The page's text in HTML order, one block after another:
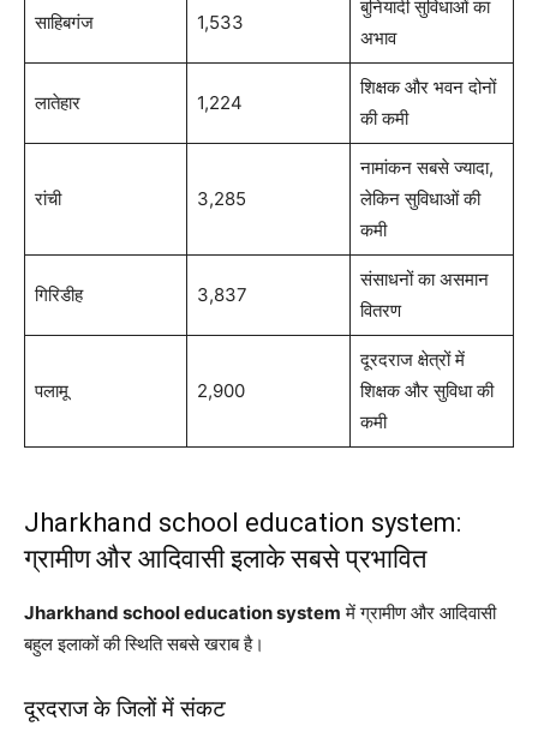
साहिबगंज 1,533
बुनियादी सुविधाओं का
अभाव
लातेहार 1,224
शिक्षक और भवन दोनों
की कमी
रांची 3,285
नामांकन सबसे ज्यादा,
लेकिन सुविधाओं की
कमी
गिरिडीह 3,837
संसाधनों का असमान
वितरण
पलामू 2,900
दूरदराज क्षेत्रों में
शिक्षक और सुविधा की
कमी
Jharkhand school education system:
ग्रामीण और आदिवासी इलाके सबसे प्रभावित
Jharkhand school education system में ग्रामीण और आदिवासी
बहुल इलाकों की स्थिति सबसे खराब है।
दूरदराज के जिलों में संकट